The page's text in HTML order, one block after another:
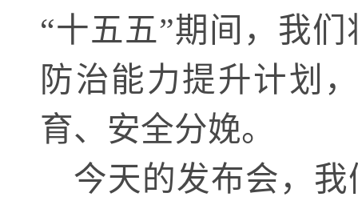
“十五五”期间，我
防治能力提升计划
育、安全分娩。
今天的发布会，